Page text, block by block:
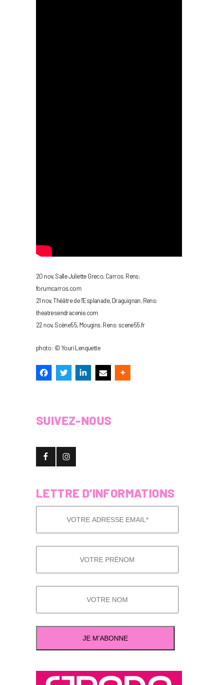
20 nov, Salle Juliette Greco, Carros. Rens:
forumcarros.com
21 nov, Théâtre de l’Esplanade, Draguignan. Rens:
theatresendracenie.com
22 nov, Scène55, Mougins. Rens: scene55.fr
photo : © Youri Lenquette
SUIVEZ-NOUS
LETTRE D’INFORMATIONS